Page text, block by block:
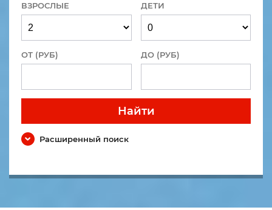
ВЗРОСЛЫЕ ДЕТИ
ОТ (РУБ) ДО (РУБ)
Найти
Расширенный поиск